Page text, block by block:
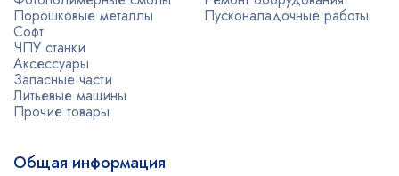
Порошковые металлы
Софт
ЧПУ станки
Аксессуары
Запасные части
Литьевые машины
Прочие товары
Пусконаладочные работы
Общая информация